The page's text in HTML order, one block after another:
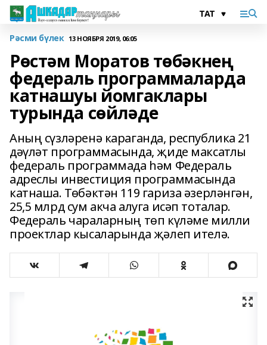
Рәсми бүлек 13 НОЯБРЯ 2019, 06:05
Рөстәм Моратов төбәкнең
федераль программаларда
катнашуы йомгаклары
турында сөйләде
Аның сүзләренә караганда, республика 21
дәүләт программасында, җиде максатлы
федераль программада һәм Федераль
адреслы инвестиция программасында
катнаша. Төбәктән 119 гариза әзерләнгән,
25,5 млрд сум акча алуга исәп тоталар.
Федераль чараларның төп күләме милли
проектлар кысаларында җәлеп ителә.